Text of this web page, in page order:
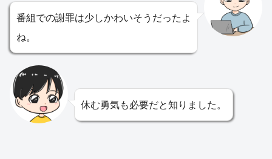
番組での謝罪は少しかわいそうだったよ
ね。
休む勇気も必要だと知りました。